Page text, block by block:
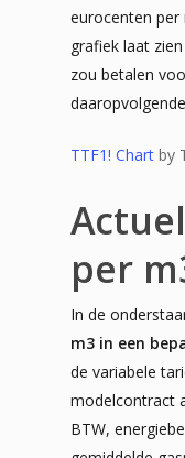
eurocenten
grafiek laat
zou betalen
TTF1! Chart by
per
In de
m3 in een
de variabele
modelcontract
BTW,